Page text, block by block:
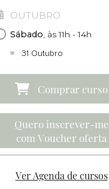
OUTUBRO
Sábado , às 11h - 14h
31 Outubro
Quero inscrever-me
com Voucher oferta
Ver Agenda de cursos